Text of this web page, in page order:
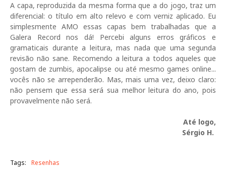
A capa, reproduzida da mesma forma que a do jogo, traz um
diferencial: o título em alto relevo e com verniz aplicado. Eu
simplesmente AMO essas capas bem trabalhadas que a
Galera Record nos dá! Percebi alguns erros gráficos e
gramaticais durante a leitura, mas nada que uma segunda
revisão não sane. Recomendo a leitura a todos aqueles que
gostam de zumbis, apocalipse ou até mesmo games online...
vocês não se arrependerão. Mas, mais uma vez, deixo claro:
não pensem que essa será sua melhor leitura do ano, pois
provavelmente não será.
Até logo,
Sérgio H.
Tags: Resenhas